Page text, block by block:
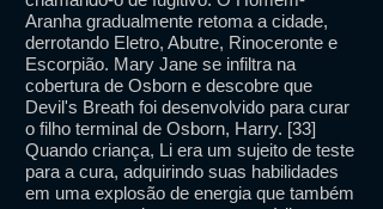
Aranha gradualmente retoma a cidade,
derrotando Eletro, Abutre, Rinoceronte e
Escorpião. Mary Jane se infiltra na
cobertura de Osborn e descobre que
Devil's Breath foi desenvolvido para curar
o filho terminal de Osborn, Harry. [33]
Quando criança, Li era um sujeito de teste
para a cura, adquirindo suas habilidades
em uma explosão de energia que também